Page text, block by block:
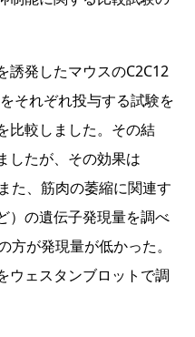
発したマウスのC2C12
それぞれ投与する試験を
比較しました。その結
したが、その効果は
た、筋肉の萎縮に関連す
）の遺伝子発現量を調べ
が発現量が低かった。
ウェスタンブロットで調